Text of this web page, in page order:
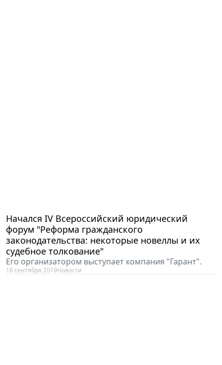
Начался IV Всероссийский юридический
форум "Реформа гражданского
законодательства: некоторые новеллы и их
судебное толкование"
Его организатором выступает компания "Гарант".
18 сентября 2019Новости